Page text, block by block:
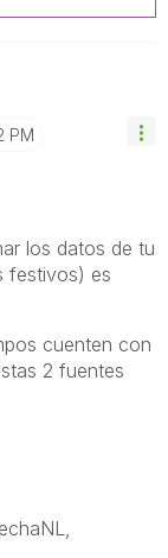
PM
los datos de tu
festivos) es
cuenten con
2 fuentes